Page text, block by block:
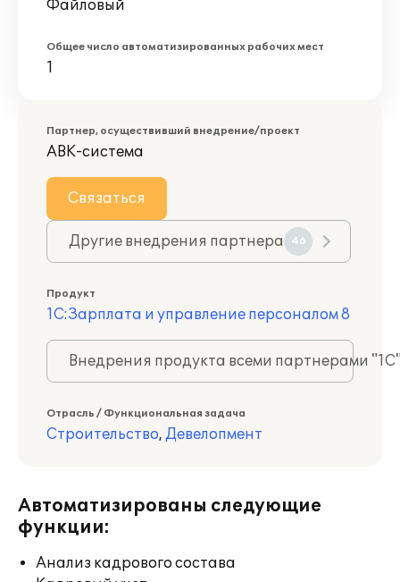
Файловый
Общее число автоматизированных рабочих мест
1
Партнер, осуществивший внедрение/проект
АВК-система
Связаться
Другие внедрения партнера 46
Продукт
1С:Зарплата и управление персоналом 8
Внедрения продукта всеми партнерами
Отрасль / Функциональная задача
Строительство, Девелопмент
Автоматизированы следующие
функции:
Анализ кадрового состава